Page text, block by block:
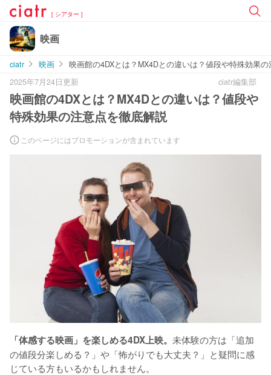
[ シアター ]
映画
ciatr 映画
映画館の4DXとは？MX4Dとの違いは？値段や特殊効果
2025年7月24日更新
ciatr編集部
映画館の4DXとは？MX4Dとの違いは？値段や
特殊効果の注意点を徹底解説
このページにはプロモーションが含まれています
「体感する映画」を楽しめる4DX上映。 未体験の方は「追加
の値段分楽しめる？」や「怖がりでも大丈夫？」と疑問に感
じている方もいるかもしれません。